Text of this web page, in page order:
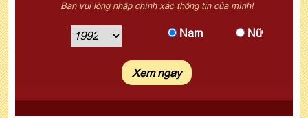
Bạn vui lòng nhập chính xác thông tin của mình!
Nam Nữ